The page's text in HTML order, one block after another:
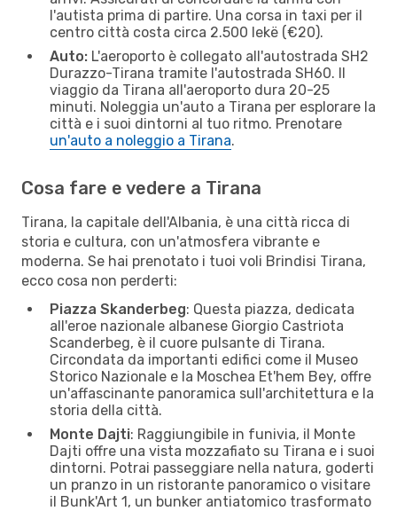
l'autista prima di partire. Una corsa in taxi per il
centro città costa circa 2.500 lekë (€20).
Auto: L'aeroporto è collegato all'autostrada SH2
Durazzo-Tirana tramite l'autostrada SH60. Il
viaggio da Tirana all'aeroporto dura 20-25
minuti. Noleggia un'auto a Tirana per esplorare la
città e i suoi dintorni al tuo ritmo. Prenotare
un'auto a noleggio a Tirana.
Cosa fare e vedere a Tirana
Tirana, la capitale dell'Albania, è una città ricca di
storia e cultura, con un'atmosfera vibrante e
moderna. Se hai prenotato i tuoi voli Brindisi Tirana,
ecco cosa non perderti:
Piazza Skanderbeg: Questa piazza, dedicata
all'eroe nazionale albanese Giorgio Castriota
Scanderbeg, è il cuore pulsante di Tirana.
Circondata da importanti edifici come il Museo
Storico Nazionale e la Moschea Et'hem Bey, offre
un'affascinante panoramica sull'architettura e la
storia della città.
Monte Dajti: Raggiungibile in funivia, il Monte
Dajti offre una vista mozzafiato su Tirana e i suoi
dintorni. Potrai passeggiare nella natura, goderti
un pranzo in un ristorante panoramico o visitare
il Bunk'Art 1, un bunker antiatomico trasformato